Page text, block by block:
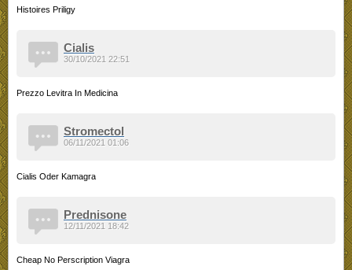
Histoires Priligy
Cialis
Prezzo Levitra In Medicina
30/10/2021 22:51
Stromectol
Cialis Oder Kamagra
06/11/2021 01:06
Prednisone
Cheap No Perscription Viagra
12/11/2021 18:42